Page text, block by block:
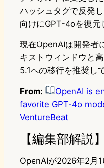
ハッシュタグで反発
向けにGPT-4oを復元
現在OpenAIは開発者
キストウィンドウと
5.1への移行を推奨し
From:
OpenAI is
favorite GPT-4o
VentureBeat
【編集部解説】
OpenAIが2026年2月